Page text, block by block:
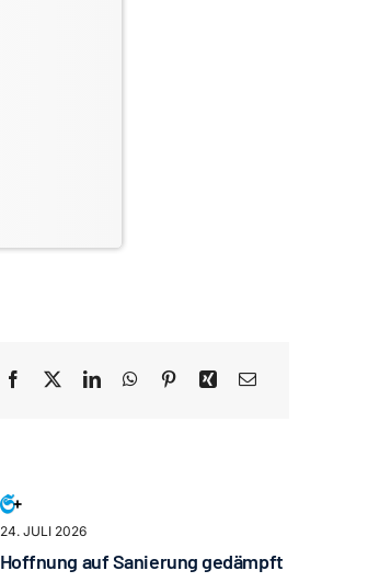
24. JULI 2026
Hoffnung auf Sanierung gedämpft